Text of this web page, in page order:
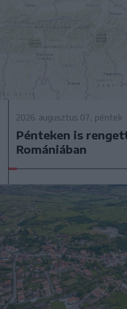
2026. augusztus 07., péntek
Pénteken is
Romániában